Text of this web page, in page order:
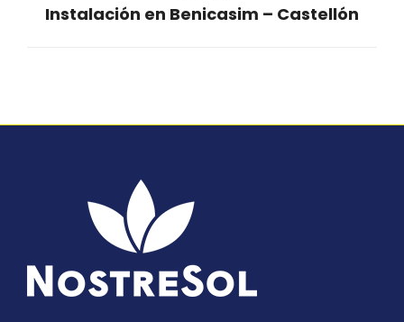
Proyecto
Instalación en Benicasim – Castellón